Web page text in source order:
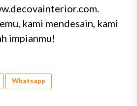
kami mendesain, kami
impianmu!
Whatsapp